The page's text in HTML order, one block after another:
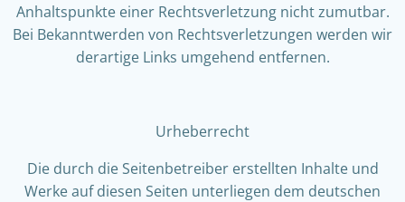
Anhaltspunkte einer Rechtsverletzung nicht zumutbar.
Bei Bekanntwerden von Rechtsverletzungen werden wir
derartige Links umgehend entfernen.
Urheberrecht
Die durch die Seitenbetreiber erstellten Inhalte und
Werke auf diesen Seiten unterliegen dem deutschen